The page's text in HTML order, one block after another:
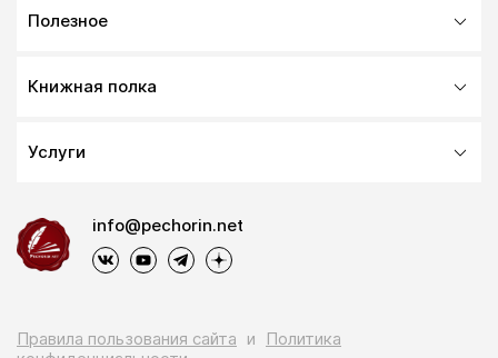
Полезное
Книжная полка
Услуги
info@pechorin.net
Правила пользования сайта и
Политика